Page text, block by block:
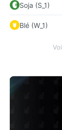
Soja (S_1)
Blé (W_1)